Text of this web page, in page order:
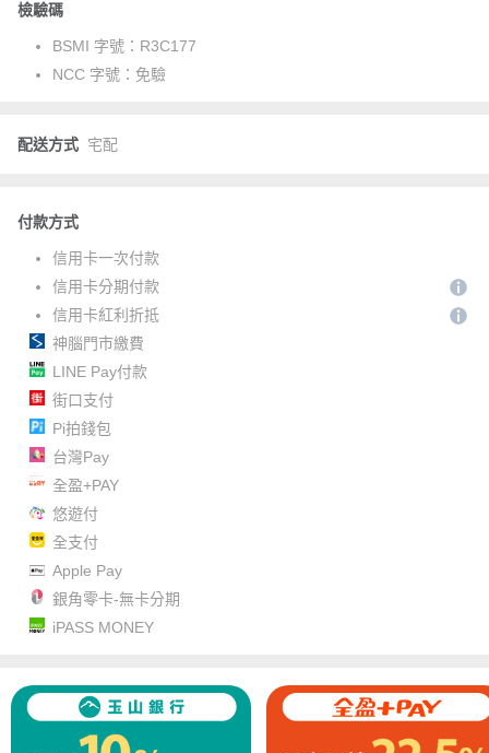
檢驗碼
BSMI 字號： R3C177
NCC 字號： 免驗
配送方式 宅配
付款方式
信用卡一次付款
信用卡分期付款
信用卡紅利折抵
神腦門市繳費
LINE Pay付款
街口支付
Pi拍錢包
台灣Pay
全盈+PAY
悠遊付
全支付
Apple Pay
銀角零卡-無卡分期
iPASS MONEY